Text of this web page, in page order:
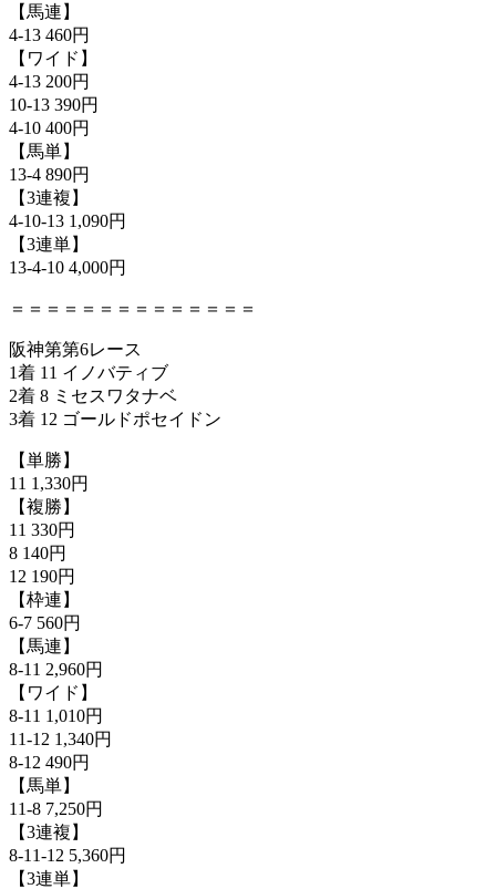
【馬連】
4-13 460円
【ワイド】
4-13 200円
10-13 390円
4-10 400円
【馬単】
13-4 890円
【3連複】
4-10-13 1,090円
【3連単】
13-4-10 4,000円
＝＝＝＝＝＝＝＝＝＝＝＝＝＝
阪神第第6レース
1着 11 イノバティブ
2着 8 ミセスワタナベ
3着 12 ゴールドポセイドン
【単勝】
11 1,330円
【複勝】
11 330円
8 140円
12 190円
【枠連】
6-7 560円
【馬連】
8-11 2,960円
【ワイド】
8-11 1,010円
11-12 1,340円
8-12 490円
【馬単】
11-8 7,250円
【3連複】
8-11-12 5,360円
【3連単】